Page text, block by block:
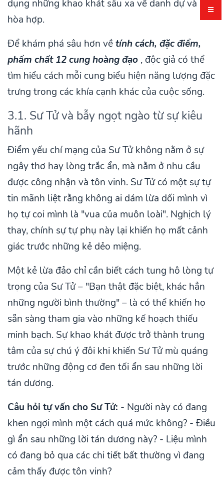
dụng những khao khát sâu xa về danh dự và sự
hòa hợp.
Để khám phá sâu hơn vềtính cách, đặc điểm,
phẩm chất 12 cung hoàng đạo , độc giả có thể
tìm hiểu cách mỗi cung biểu hiện năng lượng đặc
trưng trong các khía cạnh khác của cuộc sống.
3.1. Sư Tử và bẫy ngọt ngào từ sự kiêu
hãnh
Điểm yếu chí mạng của Sư Tử không nằm ở sự
ngây thơ hay lòng trắc ẩn, mà nằm ở nhu cầu
được công nhận và tôn vinh. Sư Tử có một sự tự
tin mãnh liệt rằng không ai dám lừa dối mình vì
họ tự coi mình là "vua của muôn loài". Nghịch lý
thay, chính sự tự phụ này lại khiến họ mất cảnh
giác trước những kẻ dẻo miệng.
Một kẻ lừa đảo chỉ cần biết cách tung hô lòng tự
trọng của Sư Tử – "Bạn thật đặc biệt, khác hẳn
những người bình thường" – là có thể khiến họ
sẵn sàng tham gia vào những kế hoạch thiếu
minh bạch. Sự khao khát được trở thành trung
tâm của sự chú ý đôi khi khiến Sư Tử mù quáng
trước những động cơ đen tối ẩn sau những lời
tán dương.
Câu hỏi tự vấn cho Sư Tử: - Người này có đang
khen ngợi mình một cách quá mức không? - Điều
gì ẩn sau những lời tán dương này? - Liệu mình
có đang bỏ qua các chi tiết bất thường vì đang
cảm thấy được tôn vinh?